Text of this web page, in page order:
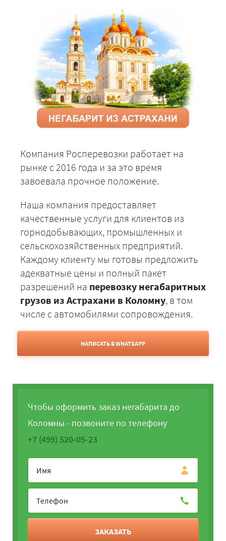
Компания Росперевозки работает на
рынке с 2016 года и за это время
завоевала прочное положение.
Наша компания предоставляет
качественные услуги для клиентов из
горнодобывающих, промышленных и
сельскохозяйственных предприятий.
Каждому клиенту мы готовы предложить
адекватные цены и полный пакет
разрешений на перевозку негабаритных
грузов из Астрахани в Коломну, в том
числе с автомобилями сопровождения.
НАПИСАТЬ В WHATSAPP
Чтобы оформить заказ негабарита до
Коломны - позвоните по телефону
+7 (499) 520-05-23
ЗАКАЗАТЬ